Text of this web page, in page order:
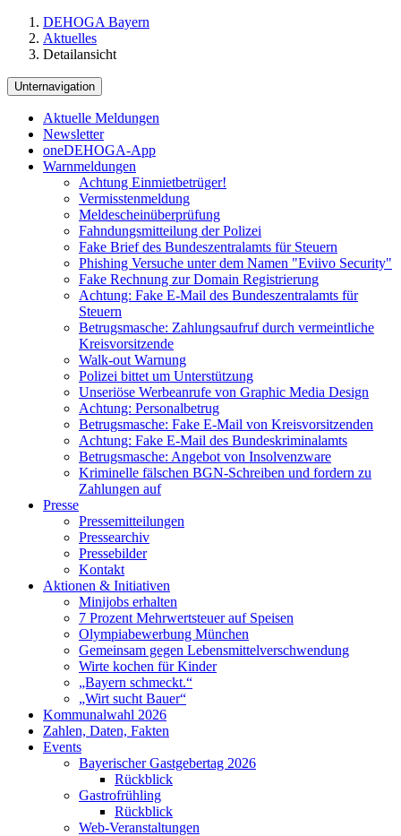
DEHOGA Bayern
Aktuelles
Detailansicht
Unternavigation
Aktuelle Meldungen
Newsletter
oneDEHOGA-App
Warnmeldungen
Achtung Einmietbetrüger!
Vermisstenmeldung
Meldescheinüberprüfung
Fahndungsmitteilung der Polizei
Fake Brief des Bundeszentralamts für Steuern
Phishing Versuche unter dem Namen "Eviivo Security"
Fake Rechnung zur Domain Registrierung
Achtung: Fake E-Mail des Bundeszentralamts für
Steuern
Betrugsmasche: Zahlungsaufruf durch vermeintliche
Kreisvorsitzende
Walk-out Warnung
Polizei bittet um Unterstützung
Unseriöse Werbeanrufe von Graphic Media Design
Achtung: Personalbetrug
Betrugsmasche: Fake E-Mail von Kreisvorsitzenden
Achtung: Fake E-Mail des Bundeskriminalamts
Betrugsmasche: Angebot von Insolvenzware
Kriminelle fälschen BGN-Schreiben und fordern zu
Zahlungen auf
Presse
Pressemitteilungen
Pressearchiv
Pressebilder
Kontakt
Aktionen & Initiativen
Minijobs erhalten
7 Prozent Mehrwertsteuer auf Speisen
Olympiabewerbung München
Gemeinsam gegen Lebensmittelverschwendung
Wirte kochen für Kinder
„Bayern schmeckt.“
„Wirt sucht Bauer“
Kommunalwahl 2026
Zahlen, Daten, Fakten
Events
Bayerischer Gastgebertag 2026
Rückblick
Gastrofrühling
Rückblick
Web-Veranstaltungen